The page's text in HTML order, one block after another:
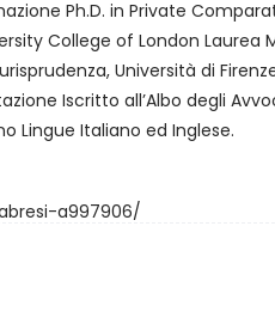
Lingue Italiano ed Inglese.
a997906/